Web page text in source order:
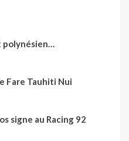
polynésien…
Fare Tauhiti Nui
signe au Racing 92